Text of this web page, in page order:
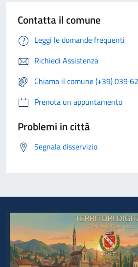
Contatta il comune
Leggi le domande frequenti
Richiedi Assistenza
Chiama il comune (+39) 039
Prenota un appuntamento
Problemi in città
Segnala disservizio